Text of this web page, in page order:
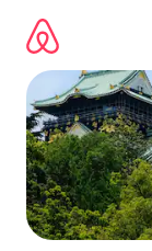
directement
contenu